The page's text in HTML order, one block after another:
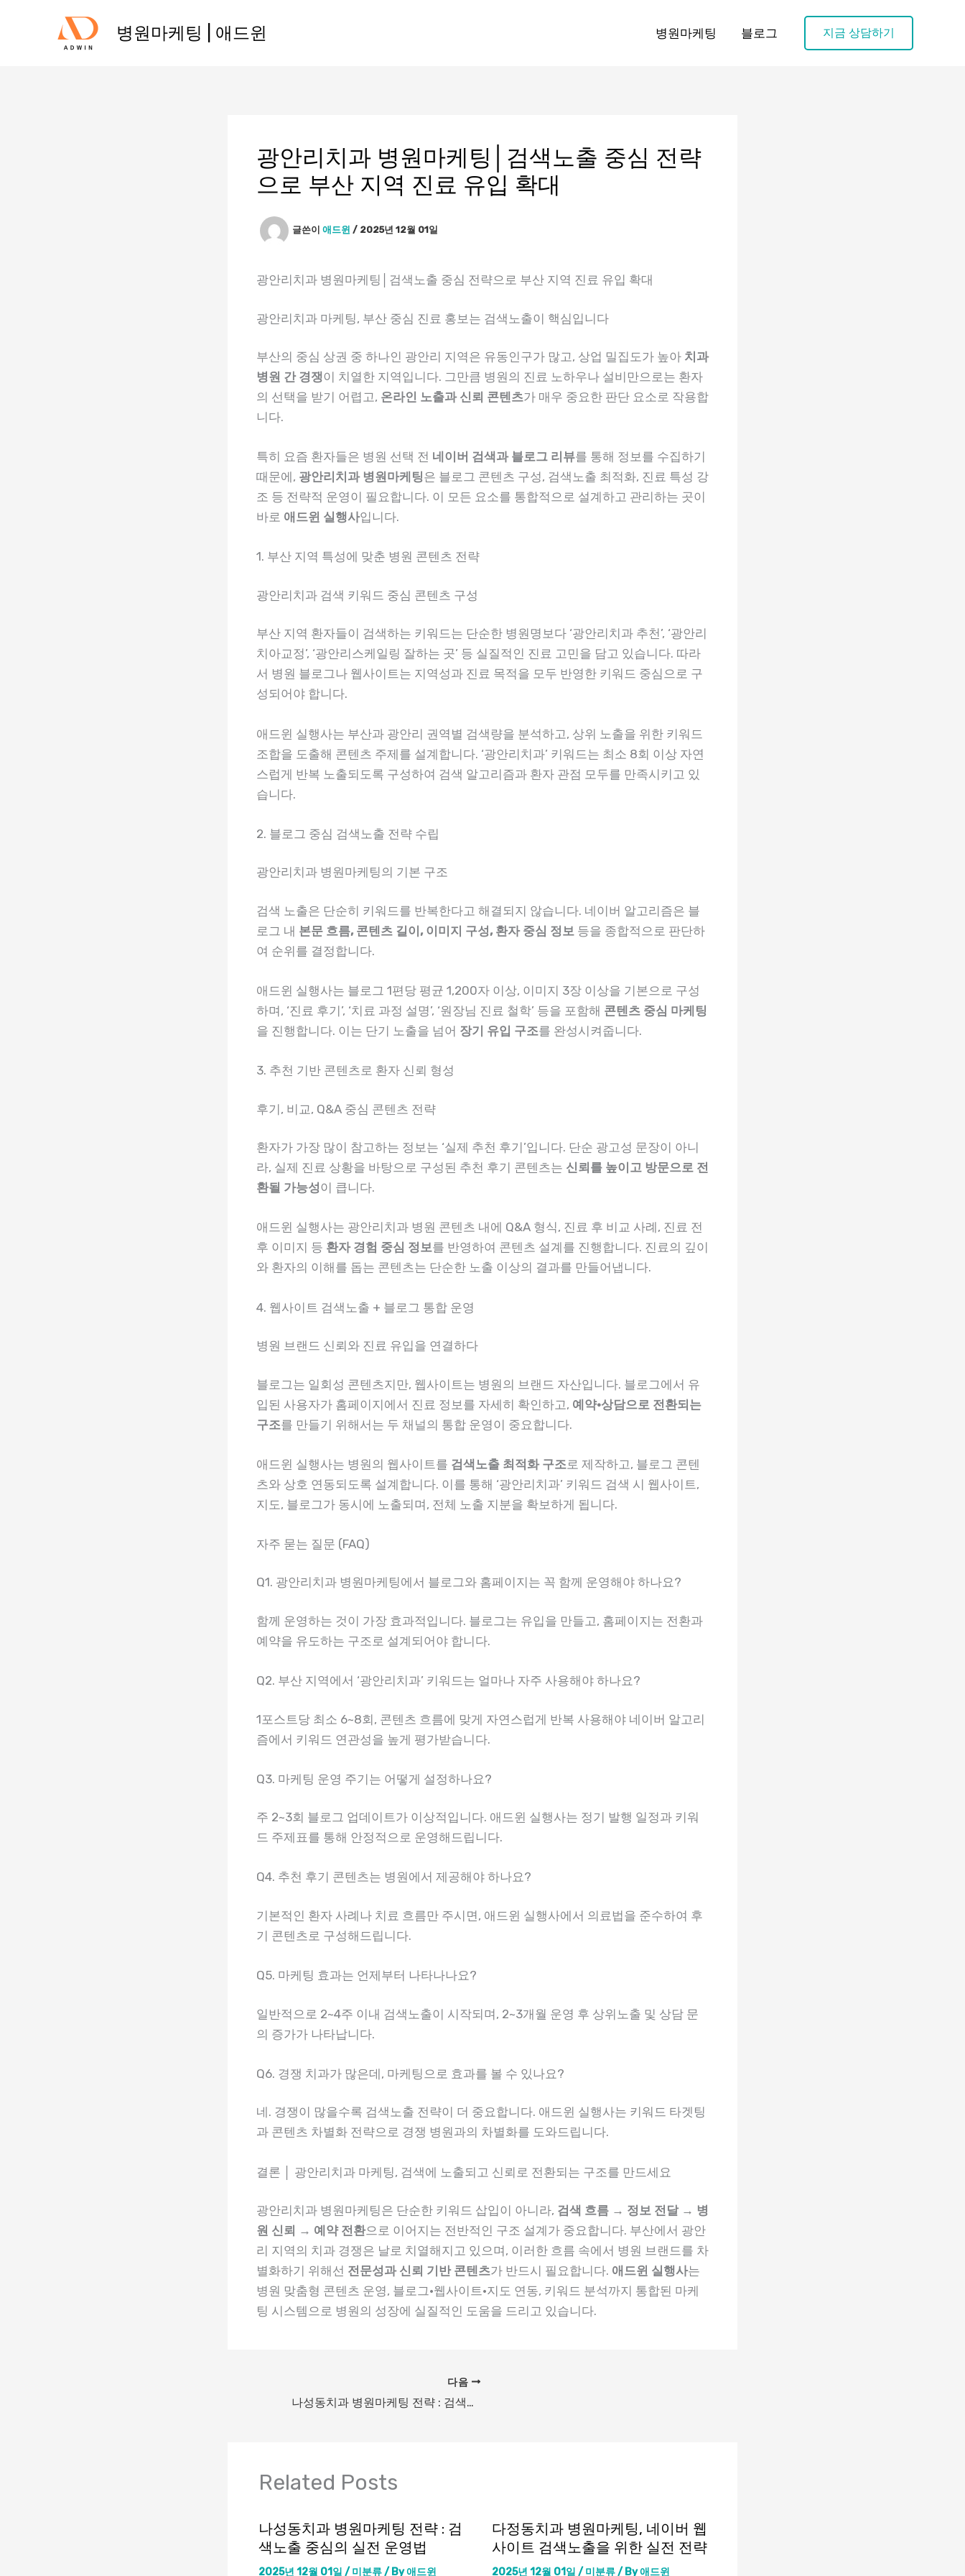
병원마케팅 | 애드윈 병원마케팅 블로그 지금 상담하기
광안리치과 병원마케팅│검색노출 중심 전략
으로 부산 지역 진료 유입 확대
글쓴이 애드윈 / 2025년 12월 01일
광안리치과 병원마케팅│검색노출 중심 전략으로 부산 지역 진료 유입 확대
광안리치과 마케팅, 부산 중심 진료 홍보는 검색노출이 핵심입니다
부산의 중심 상권 중 하나인 광안리 지역은 유동인구가 많고, 상업 밀집도가 높아 치과
병원 간 경쟁이 치열한 지역입니다. 그만큼 병원의 진료 노하우나 설비만으로는 환자
의 선택을 받기 어렵고, 온라인 노출과 신뢰 콘텐츠가 매우 중요한 판단 요소로 작용합
니다.
특히 요즘 환자들은 병원 선택 전 네이버 검색과 블로그 리뷰를 통해 정보를 수집하기
때문에, 광안리치과 병원마케팅은 블로그 콘텐츠 구성, 검색노출 최적화, 진료 특성 강
조 등 전략적 운영이 필요합니다. 이 모든 요소를 통합적으로 설계하고 관리하는 곳이
바로 애드윈 실행사입니다.
1. 부산 지역 특성에 맞춘 병원 콘텐츠 전략
광안리치과 검색 키워드 중심 콘텐츠 구성
부산 지역 환자들이 검색하는 키워드는 단순한 병원명보다 ‘광안리치과 추천’, ‘광안리
치아교정’, ‘광안리스케일링 잘하는 곳’ 등 실질적인 진료 고민을 담고 있습니다. 따라
서 병원 블로그나 웹사이트는 지역성과 진료 목적을 모두 반영한 키워드 중심으로 구
성되어야 합니다.
애드윈 실행사는 부산과 광안리 권역별 검색량을 분석하고, 상위 노출을 위한 키워드
조합을 도출해 콘텐츠 주제를 설계합니다. ‘광안리치과’ 키워드는 최소 8회 이상 자연
스럽게 반복 노출되도록 구성하여 검색 알고리즘과 환자 관점 모두를 만족시키고 있
습니다.
2. 블로그 중심 검색노출 전략 수립
광안리치과 병원마케팅의 기본 구조
검색 노출은 단순히 키워드를 반복한다고 해결되지 않습니다. 네이버 알고리즘은 블
로그 내 본문 흐름, 콘텐츠 길이, 이미지 구성, 환자 중심 정보 등을 종합적으로 판단하
여 순위를 결정합니다.
애드윈 실행사는 블로그 1편당 평균 1,200자 이상, 이미지 3장 이상을 기본으로 구성
하며, ‘진료 후기’, ‘치료 과정 설명’, ‘원장님 진료 철학’ 등을 포함해 콘텐츠 중심 마케팅
을 진행합니다. 이는 단기 노출을 넘어 장기 유입 구조를 완성시켜줍니다.
3. 추천 기반 콘텐츠로 환자 신뢰 형성
후기, 비교, Q&A 중심 콘텐츠 전략
환자가 가장 많이 참고하는 정보는 ‘실제 추천 후기’입니다. 단순 광고성 문장이 아니
라, 실제 진료 상황을 바탕으로 구성된 추천 후기 콘텐츠는 신뢰를 높이고 방문으로 전
환될 가능성이 큽니다.
애드윈 실행사는 광안리치과 병원 콘텐츠 내에 Q&A 형식, 진료 후 비교 사례, 진료 전
후 이미지 등 환자 경험 중심 정보를 반영하여 콘텐츠 설계를 진행합니다. 진료의 깊이
와 환자의 이해를 돕는 콘텐츠는 단순한 노출 이상의 결과를 만들어냅니다.
4. 웹사이트 검색노출 + 블로그 통합 운영
병원 브랜드 신뢰와 진료 유입을 연결하다
블로그는 일회성 콘텐츠지만, 웹사이트는 병원의 브랜드 자산입니다. 블로그에서 유
입된 사용자가 홈페이지에서 진료 정보를 자세히 확인하고, 예약·상담으로 전환되는
구조를 만들기 위해서는 두 채널의 통합 운영이 중요합니다.
애드윈 실행사는 병원의 웹사이트를 검색노출 최적화 구조 로 제작하고, 블로그 콘텐
츠와 상호 연동되도록 설계합니다. 이를 통해 ‘광안리치과’ 키워드 검색 시 웹사이트,
지도, 블로그가 동시에 노출되며, 전체 노출 지분을 확보하게 됩니다.
자주 묻는 질문 (FAQ)
Q1. 광안리치과 병원마케팅에서 블로그와 홈페이지는 꼭 함께 운영해야 하나요?
함께 운영하는 것이 가장 효과적입니다. 블로그는 유입을 만들고, 홈페이지는 전환과
예약을 유도하는 구조로 설계되어야 합니다.
Q2. 부산 지역에서 ‘광안리치과’ 키워드는 얼마나 자주 사용해야 하나요?
1포스트당 최소 6~8회, 콘텐츠 흐름에 맞게 자연스럽게 반복 사용해야 네이버 알고리
즘에서 키워드 연관성을 높게 평가받습니다.
Q3. 마케팅 운영 주기는 어떻게 설정하나요?
주 2~3회 블로그 업데이트가 이상적입니다. 애드윈 실행사는 정기 발행 일정과 키워
드 주제표를 통해 안정적으로 운영해드립니다.
Q4. 추천 후기 콘텐츠는 병원에서 제공해야 하나요?
기본적인 환자 사례나 치료 흐름만 주시면, 애드윈 실행사에서 의료법을 준수하여 후
기 콘텐츠로 구성해드립니다.
Q5. 마케팅 효과는 언제부터 나타나나요?
일반적으로 2~4주 이내 검색노출이 시작되며, 2~3개월 운영 후 상위노출 및 상담 문
의 증가가 나타납니다.
Q6. 경쟁 치과가 많은데, 마케팅으로 효과를 볼 수 있나요?
네. 경쟁이 많을수록 검색노출 전략이 더 중요합니다. 애드윈 실행사는 키워드 타겟팅
과 콘텐츠 차별화 전략으로 경쟁 병원과의 차별화를 도와드립니다.
결론 │ 광안리치과 마케팅, 검색에 노출되고 신뢰로 전환되는 구조를 만드세요
광안리치과 병원마케팅은 단순한 키워드 삽입이 아니라, 검색 흐름 → 정보 전달 → 병
원 신뢰 → 예약 전환으로 이어지는 전반적인 구조 설계가 중요합니다. 부산에서 광안
리 지역의 치과 경쟁은 날로 치열해지고 있으며, 이러한 흐름 속에서 병원 브랜드를 차
별화하기 위해선 전문성과 신뢰 기반 콘텐츠가 반드시 필요합니다. 애드윈 실행사는
병원 맞춤형 콘텐츠 운영, 블로그·웹사이트·지도 연동, 키워드 분석까지 통합된 마케
팅 시스템으로 병원의 성장에 실질적인 도움을 드리고 있습니다.
다음
나성동치과 병원마케팅 전략 : 검색노출 중심의 실전 운영법
Related Posts
나성동치과 병원마케팅 전략 : 검
색노출 중심의 실전 운영법
2025년 12월 01일 / 미분류/ By애드윈
다정동치과 병원마케팅, 네이버 웹
사이트 검색노출을 위한 실전 전략
2025년 12월 01일 / 미분류/ By애드윈